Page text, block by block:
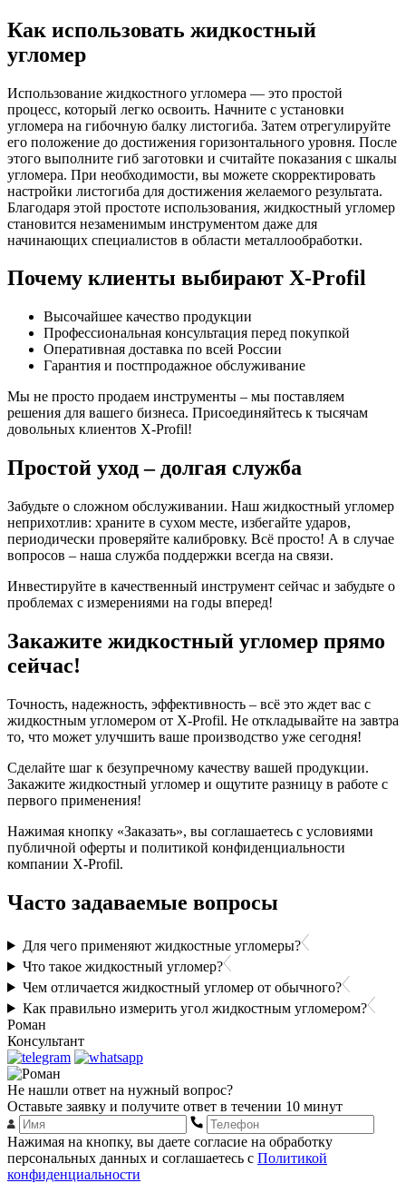
Как использовать жидкостный
угломер
Использование жидкостного угломера — это простой
процесс, который легко освоить. Начните с установки
угломера на гибочную балку листогиба. Затем отрегулируйте
его положение до достижения горизонтального уровня. После
этого выполните гиб заготовки и считайте показания с шкалы
угломера. При необходимости, вы можете скорректировать
настройки листогиба для достижения желаемого результата.
Благодаря этой простоте использования, жидкостный угломер
становится незаменимым инструментом даже для
начинающих специалистов в области металлообработки.
Почему клиенты выбирают X-Profil
Высочайшее качество продукции
Профессиональная консультация перед покупкой
Оперативная доставка по всей России
Гарантия и постпродажное обслуживание
Мы не просто продаем инструменты – мы поставляем
решения для вашего бизнеса. Присоединяйтесь к тысячам
довольных клиентов X-Profil!
Простой уход – долгая служба
Забудьте о сложном обслуживании. Наш жидкостный угломер
неприхотлив: храните в сухом месте, избегайте ударов,
периодически проверяйте калибровку. Всё просто! А в случае
вопросов – наша служба поддержки всегда на связи.
Инвестируйте в качественный инструмент сейчас и забудьте о
проблемах с измерениями на годы вперед!
Закажите жидкостный угломер прямо
сейчас!
Точность, надежность, эффективность – всё это ждет вас с
жидкостным угломером от X-Profil. Не откладывайте на завтра
то, что может улучшить ваше производство уже сегодня!
Сделайте шаг к безупречному качеству вашей продукции.
Закажите жидкостный угломер и ощутите разницу в работе с
первого применения!
Нажимая кнопку «Заказать», вы соглашаетесь с условиями
публичной оферты и политикой конфиденциальности
компании X-Profil.
Часто задаваемые вопросы
Для чего применяют жидкостные угломеры?
Что такое жидкостный угломер?
Чем отличается жидкостный угломер от обычного?
Как правильно измерить угол жидкостным угломером?
Роман
Консультант
Не нашли ответ на нужный вопрос?
Оставьте заявку и получите ответ в течении 10 минут
Нажимая на кнопку, вы даете согласие на обработку
персональных данных и соглашаетесь с Политикой
конфиденциальности